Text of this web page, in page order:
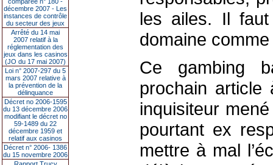
décembre 2007 - Les
instances de contrôle
du secteur des jeux
Arrêté du 14 mai
2007 relatif à la
réglementation des
jeux dans les casinos
(JO du 17 mai 2007)
Loi n° 2007-297 du 5
mars 2007 relative à
la prévention de la
délinquance
Décret no 2006-1595
du 13 décembre 2006
modifiant le décret no
59-1489 du 22
décembre 1959 et
relatif aux casinos
Décret n° 2006- 1386
du 15 novembre 2006
les ailes. Il
domaine
Ce gambing
prochain
inquisiteur
pourtant ex
mettre à mal